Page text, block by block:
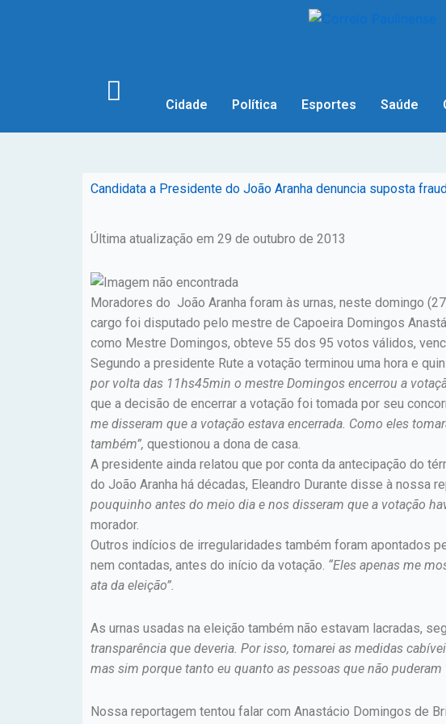
Cidade Política Esportes Saúde
Candidata a Presidente do João Aranha denuncia suposta
Última atualização em 29 de outubro de 2013
Moradores do João Aranha foram às urnas, neste domingo
cargo foi disputado pelo mestre de Capoeira Domingos
como Mestre Domingos, obteve 55 dos 95 votos válidos,
Segundo a presidente Rute a votação terminou uma hora e
por volta das 11hs45min o mestre Domingos encerrou a
que a decisão de encerrar a votação foi tomada por seu
me disseram que a votação estava encerrada. Como eles
também”, questionou a dona de casa.
A presidente ainda relatou que por conta da antecipação do
do João Aranha há décadas, Eleandro Durante disse à nossa
pouquinho antes do meio dia e nos disseram que a votação
morador.
Outros indícios de irregularidades também foram apontados
nem contadas, antes do início da votação. “Eles apenas me
ata da eleição”.
As urnas usadas na eleição também não estavam lacradas,
transparência que deveria. Por isso, tomarei as medidas
mas sim porque tanto eu quanto as pessoas que não
Nossa reportagem tentou falar com Anastácio Domingos de